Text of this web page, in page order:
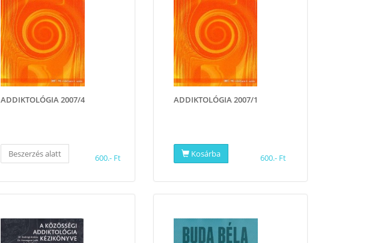
ADDIKTOLÓGIA 2007/4
Beszerzés alatt 600.- Ft
ADDIKTOLÓGIA 2007/1
Kosárba 600.- Ft